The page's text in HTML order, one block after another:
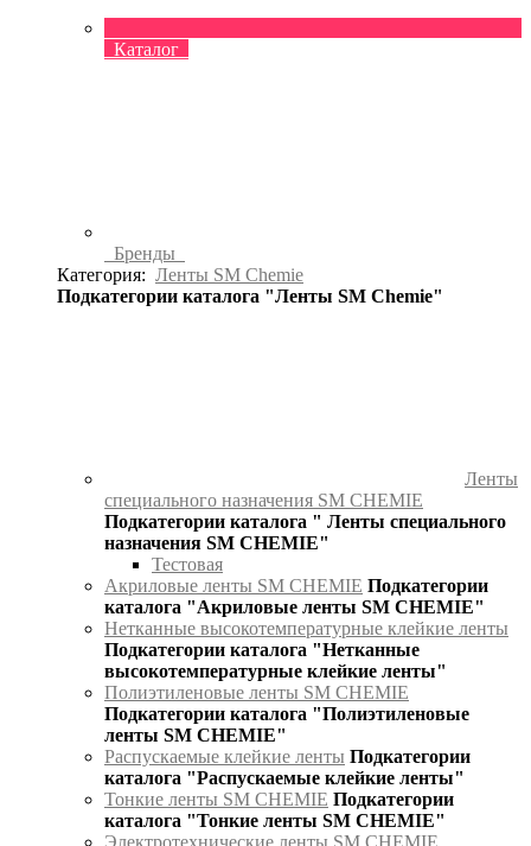
Каталог
Бренды
Категория: Ленты SM Chemie
Подкатегории каталога "Ленты SM Chemie"
Ленты
специального назначения SM CHEMIE
Подкатегории каталога " Ленты специального
назначения SM CHEMIE"
Тестовая
Акриловые ленты SM CHEMIE Подкатегории
каталога "Акриловые ленты SM CHEMIE"
Нетканные высокотемпературные клейкие ленты
Подкатегории каталога "Нетканные
высокотемпературные клейкие ленты"
Полиэтиленовые ленты SM CHEMIE
Подкатегории каталога "Полиэтиленовые
ленты SM CHEMIE"
Распускаемые клейкие ленты Подкатегории
каталога "Распускаемые клейкие ленты"
Тонкие ленты SM CHEMIE Подкатегории
каталога "Тонкие ленты SM CHEMIE"
Электротехнические ленты SM CHEMIE